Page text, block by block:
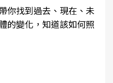
你找到過去、現在、未
的變化，知道該如何照